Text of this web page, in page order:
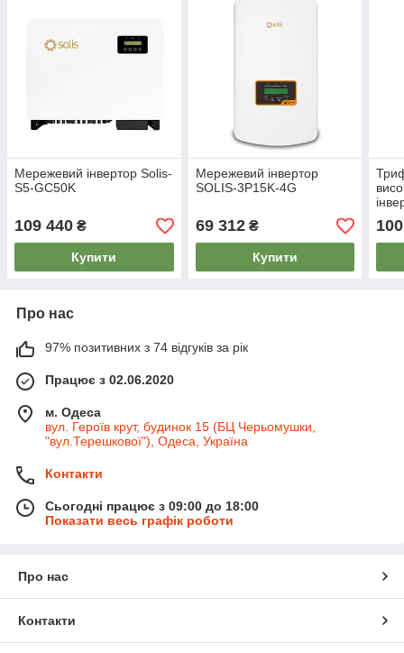
Мережевий інвертор Solis-
S5-GC50K
109 440 ₴
Купити
Мережевий інвертор
SOLIS-3P15K-4G
69 312₴
Купити
EU
Про нас
97% позитивних з 74 відгуків за рік
Працює з 02.06.2020
м. Одеса
вул. Героїв крут, будинок 15 (БЦ Черьомушки,
"вул.Терешкової"), Одеса, Україна
Контакти
Сьогодні працює з 09:00 до 18:00
Показати весь графік роботи
Про нас
Контакти